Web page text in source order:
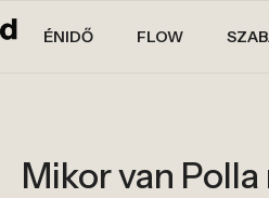
ÉNIDŐ FLOW
Mikor van